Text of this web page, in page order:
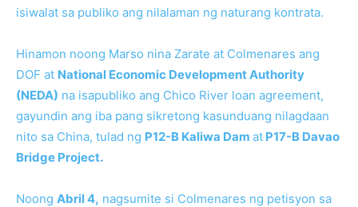
isiwalat sa publiko ang nilalaman ng naturang kontrata.
Hinamon noong Marso nina Zarate at Colmenares ang
DOF at National Economic Development Authority
(NEDA) na isapubliko ang Chico River loan agreement,
gayundin ang iba pang sikretong kasunduang nilagdaan
nito sa China, tulad ng P12-B Kaliwa Dam at P17-B Davao
Bridge Project.
Noong Abril 4, nagsumite si Colmenares ng petisyon sa